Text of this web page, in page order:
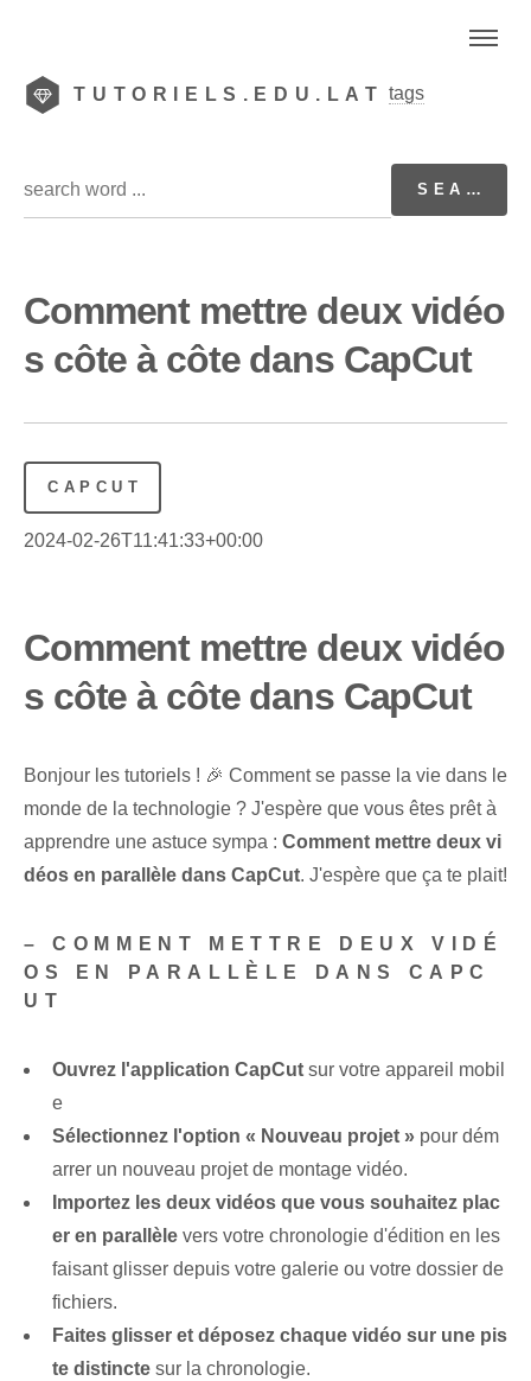
TUTORIELS.EDU.LAT tags
Comment mettre deux vidéo
s côte à côte dans CapCut
CAPCUT
2024-02-26T11:41:33+00:00
Comment mettre deux vidéo
s côte à côte dans CapCut
Bonjour les tutoriels ! 🎉 Comment se passe la vie dans le
monde de la technologie ? J'espère que vous êtes prêt à
apprendre une astuce sympa : Comment mettre deux vi
déos en parallèle dans CapCut. J'espère que ça te plait!
– COMMENT METTRE DEUX VIDÉ
OS EN PARALLÈLE DANS CAPC
UT
Ouvrez l'application CapCut sur votre appareil mobil
e
Sélectionnez l'option « Nouveau projet » pour dém
arrer un nouveau projet de montage vidéo.
Importez les deux vidéos que vous souhaitez plac
er en parallèle vers votre chronologie d'édition en les
faisant glisser depuis votre galerie ou votre dossier de
fichiers.
Faites glisser et déposez chaque vidéo sur une pis
te distincte sur la chronologie.